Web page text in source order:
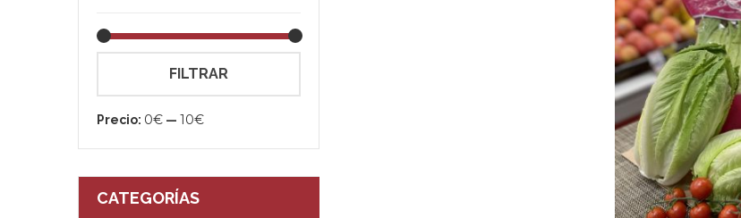
FILTRAR
Precio: 0€ — 10€
CATEGORÍAS